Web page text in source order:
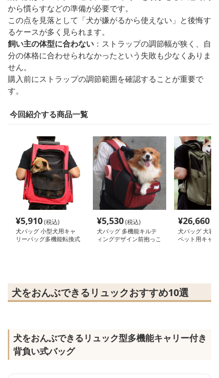
から慣らすなどの準備が必要です。
この点を見落として「犬が嫌がるから使えない」と後悔す
るケースが多く見られます。
飼い主の体型に合わない ：ストラップの調節幅が狭く、自
分の体格に合わせられなかったという失敗も少なくありま
せん。
購入前にストラップの調節範囲を確認することが重要で
す。
今回紹介する商品一覧
¥5,910(税込)
犬バッグ 小型犬用キャ
リーバッグ多機能転換式
¥5,530(税込)
犬バッグ 多機能キルテ
ィングデザイン前抱っこ
¥26,660
犬バッグ 大容
ペット用キャ
犬をおんぶできるリュックおすすめ10選
犬をおんぶできるリュック型多機能キャリー付き
背負い式バッグ